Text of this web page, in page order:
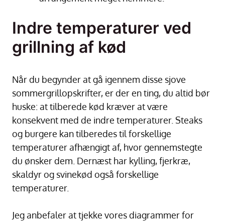
Indre temperaturer ved
grillning af kød
Når du begynder at gå igennem disse sjove
sommergrillopskrifter, er der en ting, du altid bør
huske: at tilberede kød kræver at være
konsekvent med de indre temperaturer. Steaks
og burgere kan tilberedes til forskellige
temperaturer afhængigt af, hvor gennemstegte
du ønsker dem. Dernæst har kylling, fjerkræ,
skaldyr og svinekød også forskellige
temperaturer.
Jeg anbefaler at tjekke vores diagrammer for